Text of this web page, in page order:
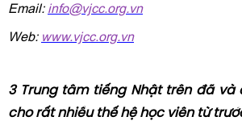
Email: info@vjcc.org.vn
Web: www.vjcc.org.vn
3 Trung tâm tiếng Nhật trên đã
cho rất nhiều thế hệ học viên từ